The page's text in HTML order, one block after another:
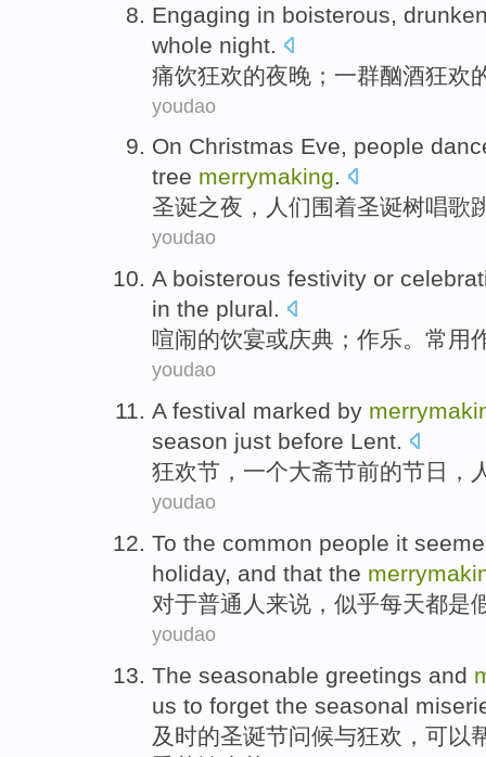
Engaging in boisterous
whole night
痛饮狂欢的夜晚 ；一群酗酒狂欢
youdao
On Christmas Eve, people
tree merrymaking.
圣诞之夜 ， 人们 围着圣诞树唱歌
youdao
A boisterous festivity or
in the plural.
喧闹的饮宴或庆典 ； 作乐。 常用
youdao
A festival marked by
season just before Lent.
狂欢节 ， 一个大斋节前的节日，
youdao
To the common people it
holiday, and that the
对于普通人 来说， 似乎每天都是
youdao
The seasonable greetings and
us to forget the seasonal
及时的圣诞节问候与狂欢 ，可以